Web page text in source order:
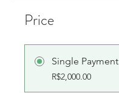
Price
Single Payment
R$2,000.00